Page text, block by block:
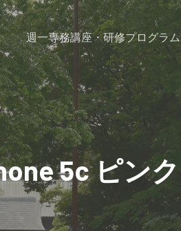
週一専務講座・研修プログラム
5c ピンク